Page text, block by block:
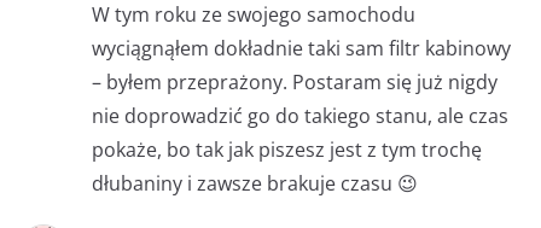
W tym roku ze swojego samochodu
wyciągnąłem dokładnie taki sam filtr kabinowy
– byłem przeprażony. Postaram się już nigdy
nie doprowadzić go do takiego stanu, ale czas
pokaże, bo tak jak piszesz jest z tym trochę
dłubaniny i zawsze brakuje czasu 😉